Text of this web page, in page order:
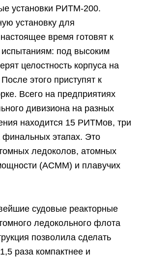
установки РИТМ-200.
установку для
время готовят к
испытаниям: под высоким
целостность корпуса на
этого приступят к
Всего на предприятиях
дивизиона на разных
находится 15 РИТМов, три
этапах. Это
ледоколов, атомных
(АСММ) и плавучих
судовые реакторные
ледокольного флота
позволила сделать
раза компактнее и